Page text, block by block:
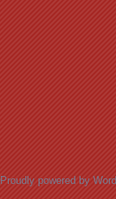
Proudly powered by